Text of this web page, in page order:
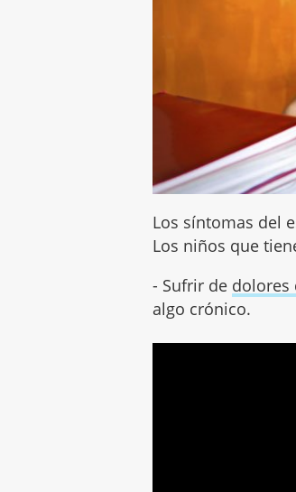
Los síntomas del
Los niños que
- Sufrir de dolores
algo crónico.